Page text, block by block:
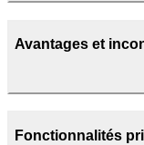
Avantages et
Fonctionnalités